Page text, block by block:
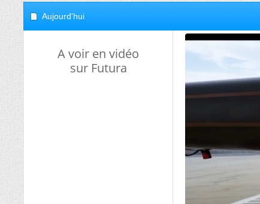
Aujourd'hui
A voir en vidéo
sur Futura